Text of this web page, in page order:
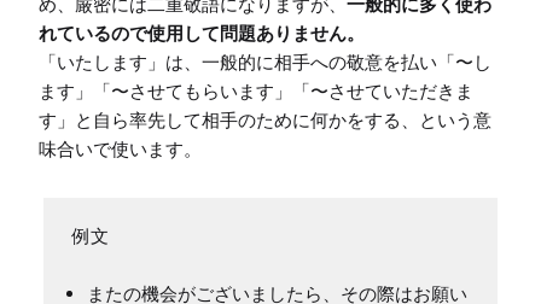
れているので使用して問題ありません。
「いたします」は、一般的に相手への敬意を払い「〜し
ます」「〜させてもらいます」「〜させていただきま
す」と自ら率先して相手のために何かをする、という意
またの機会がございましたら、その際はお願い